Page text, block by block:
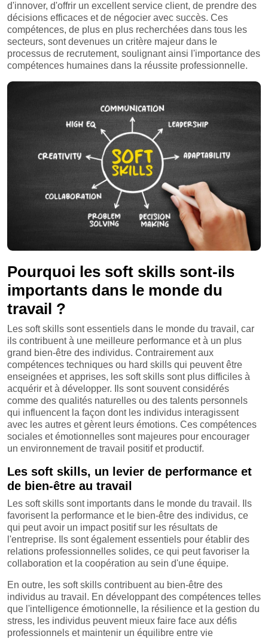
d'innover, d'offrir un excellent service client, de prendre des
décisions efficaces et de négocier avec succès. Ces
compétences, de plus en plus recherchées dans tous les
secteurs, sont devenues un critère majeur dans le
processus de recrutement, soulignant ainsi l'importance des
compétences humaines dans la réussite professionnelle.
Pourquoi les soft skills sont-ils
importants dans le monde du
travail ?
Les soft skills sont essentiels dans le monde du travail, car
ils contribuent à une meilleure performance et à un plus
grand bien-être des individus. Contrairement aux
compétences techniques ou hard skills qui peuvent être
enseignées et apprises, les soft skills sont plus difficiles à
acquérir et à développer. Ils sont souvent considérés
comme des qualités naturelles ou des talents personnels
qui influencent la façon dont les individus interagissent
avec les autres et gèrent leurs émotions. Ces compétences
sociales et émotionnelles sont majeures pour encourager
un environnement de travail positif et productif.
Les soft skills, un levier de performance et
de bien-être au travail
Les soft skills sont importants dans le monde du travail. Ils
favorisent la performance et le bien-être des individus, ce
qui peut avoir un impact positif sur les résultats de
l'entreprise. Ils sont également essentiels pour établir des
relations professionnelles solides, ce qui peut favoriser la
collaboration et la coopération au sein d'une équipe.
En outre, les soft skills contribuent au bien-être des
individus au travail. En développant des compétences telles
que l'intelligence émotionnelle, la résilience et la gestion du
stress, les individus peuvent mieux faire face aux défis
professionnels et maintenir un équilibre entre vie